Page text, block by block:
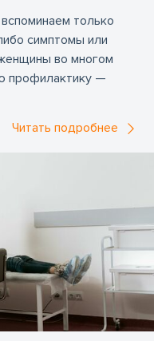
лор
комиссия
офтальмолог
педиатрия
от гриппа
процедуры
только
симптомы или
во многом
профилактику —
Читать подробнее